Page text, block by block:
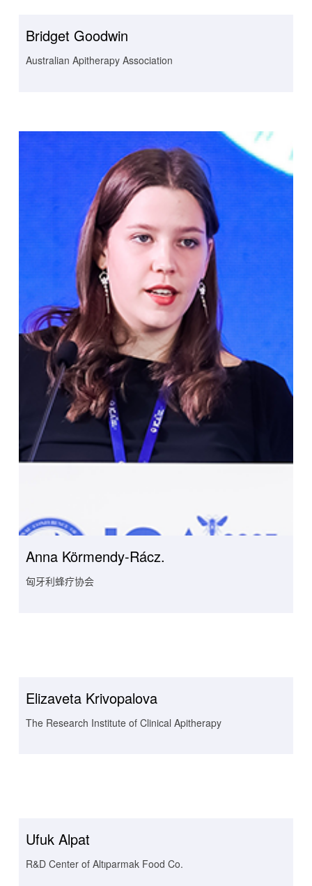
Bridget Goodwin
Australian Apitherapy Association
Anna Körmendy-Rácz.
匈牙利蜂疗协会
Elizaveta Krivopalova
The Research Institute of Clinical Apitherapy
Ufuk Alpat
R&D Center of Altıparmak Food Co.